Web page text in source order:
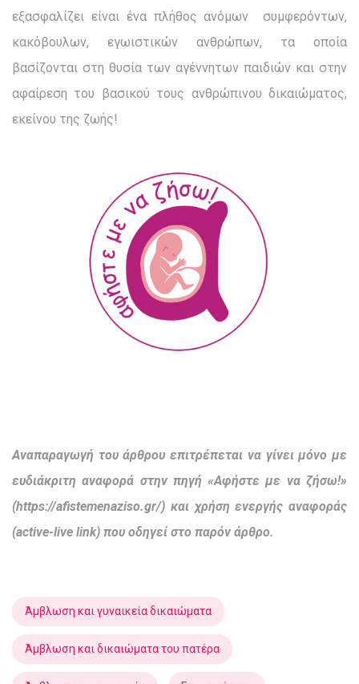
εξασφαλίζει είναι ένα πλήθος ανόμων συμφερόντων,
κακόβουλων, εγωιστικών ανθρώπων, τα οποία
βασίζονται στη θυσία των αγέννητων παιδιών και στην
αφαίρεση του βασικού τους ανθρώπινου δικαιώματος,
εκείνου της ζωής!
Αναπαραγωγή του άρθρου επιτρέπεται να γίνει μόνο με
ευδιάκριτη αναφορά στην πηγή «Αφήστε με να ζήσω!»
(https://afistemenaziso.gr/) και χρήση ενεργής αναφοράς
(active-live link) που οδηγεί στο παρόν άρθρο.
Άμβλωση και γυναικεία δικαιώματα
Άμβλωση και δικαιώματα του πατέρα